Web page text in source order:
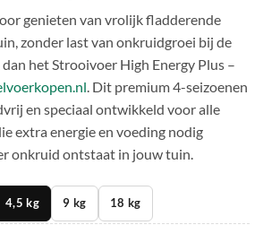
genieten van vrolijk fladderende
zonder last van onkruidgroei bij de
het Strooivoer High Energy Plus –
. Dit premium 4-seizoenen
en speciaal ontwikkeld voor alle
extra energie en voeding nodig
onkruid ontstaat in jouw tuin.
4,5 kg 9 kg 18 kg